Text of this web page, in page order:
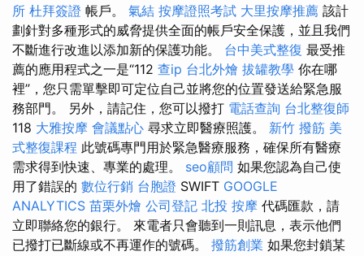
所 杜拜簽證 帳戶。 氣結 按摩證照考試 大里按摩推薦 該計
劃針對多種形式的威脅提供全面的帳戶安全保護，並且我們
不斷進行改進以添加新的保護功能。 台中美式整復 最受推
薦的應用程式之一是“112 查ip 台北外燴 拔罐教學 你在哪
裡”，您只需單擊即可定位自己並將您的位置發送給緊急服
務部門。 另外，請記住，您可以撥打 電話查詢 台北整復師
118 大雅按摩 會議點心 尋求立即醫療照護。 新竹 撥筋 美
式整復課程 此號碼專門用於緊急醫療服務，確保所有醫療
需求得到快速、專業的處理。 seo顧問 如果您認為自己使
用了錯誤的 數位行銷 台胞證 SWIFT GOOGLE
ANALYTICS 苗栗外燴 公司登記 北投 按摩 代碼匯款，請
立即聯絡您的銀行。 來電者只會聽到一則訊息，表示他們
已撥打已斷線或不再運作的號碼。 撥筋創業 如果您封鎖某